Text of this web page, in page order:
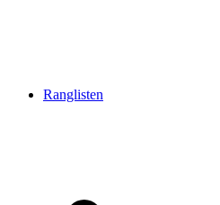
Ranglisten